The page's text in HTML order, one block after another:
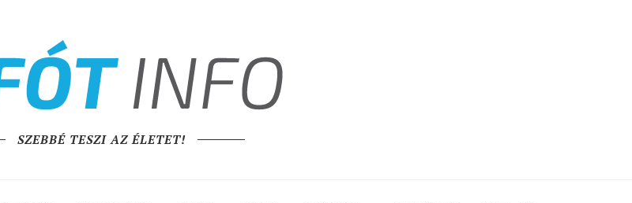
SZEBBÉ TESZI AZ ÉLETET!